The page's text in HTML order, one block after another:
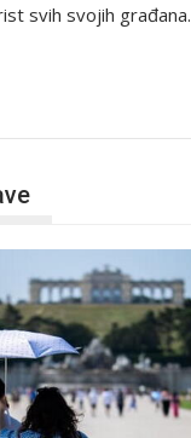
svih svojih građana.